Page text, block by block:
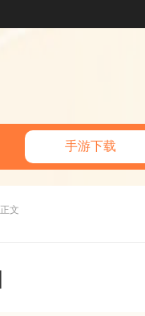
手游下载
正文